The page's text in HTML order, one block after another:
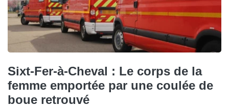
Sixt-Fer-à-Cheval : Le corps de la
femme emportée par une coulée de
boue retrouvé